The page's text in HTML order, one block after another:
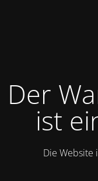
Der
ist
Die Website